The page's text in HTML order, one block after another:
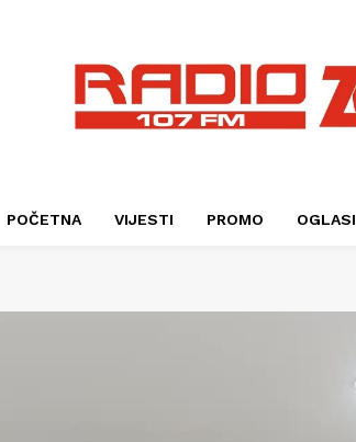
POČETNA VIJESTI PROMO OGLASI